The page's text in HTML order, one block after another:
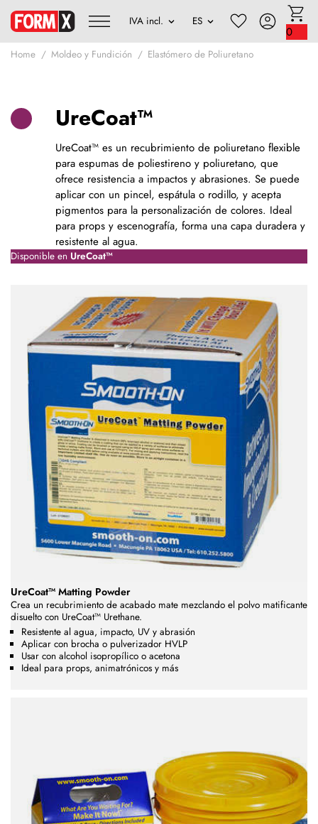
0
Home Moldeo y Fundición Elastómero de Poliuretano
UreCoat™
UreCoat™ es un recubrimiento de poliuretano flexible
para espumas de poliestireno y poliuretano, que
ofrece resistencia a impactos y abrasiones. Se puede
aplicar con un pincel, espátula o rodillo, y acepta
pigmentos para la personalización de colores. Ideal
para props y escenografía, forma una capa duradera y
resistente al agua.
Disponible en UreCoat™
UreCoat™ Matting Powder
Crea un recubrimiento de acabado mate mezclando el polvo matificante
disuelto con UreCoat™ Urethane.
Resistente al agua, impacto, UV y abrasión
Aplicar con brocha o pulverizador HVLP
Usar con alcohol isopropílico o acetona
Ideal para props, animatrónicos y más